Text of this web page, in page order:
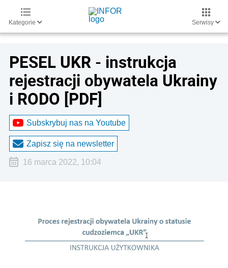
Kategorie Serwisy
PESEL UKR - instrukcja
rejestracji obywatela Ukrainy
i RODO [PDF]
Subskrybuj nas na Youtube
Zapisz się na newsletter
16 marca 2022, 10:04